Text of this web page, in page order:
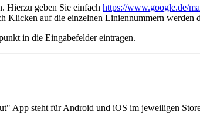
Hierzu geben Sie einfach https://www.google.de/
Klicken auf die einzelnen Liniennummern werden
in die Eingabefelder eintragen.
App steht für Android und iOS im jeweiligen